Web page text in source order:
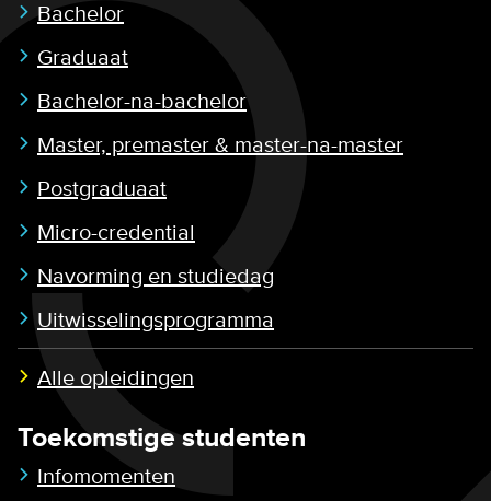
Bachelor
Graduaat
Bachelor-na-bachelor
Master, premaster & master-na-master
Postgraduaat
Micro-credential
Navorming en studiedag
Uitwisselingsprogramma
Alle opleidingen
Toekomstige studenten
Infomomenten